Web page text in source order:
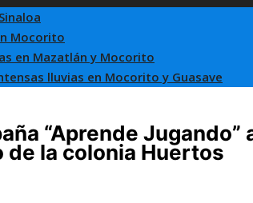
Mocorito
en Mazatlán y Mocorito
lluvias en Mocorito y Guasave
“Aprende Jugando”
la colonia Huertos